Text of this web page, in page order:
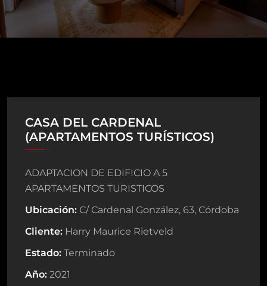
CASA DEL CARDENAL
(APARTAMENTOS TURÍSTICOS)
ADAPTACION DE EDIFICIO A 5
APARTAMENTOS TURISTICOS
Ubicación: C/ Cardenal González, 63, Córdoba
Cliente: Harry Maurice Rietveld
Estado: Terminado
Año: 2021